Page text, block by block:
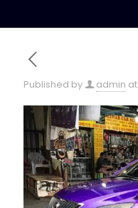
Published by admin at